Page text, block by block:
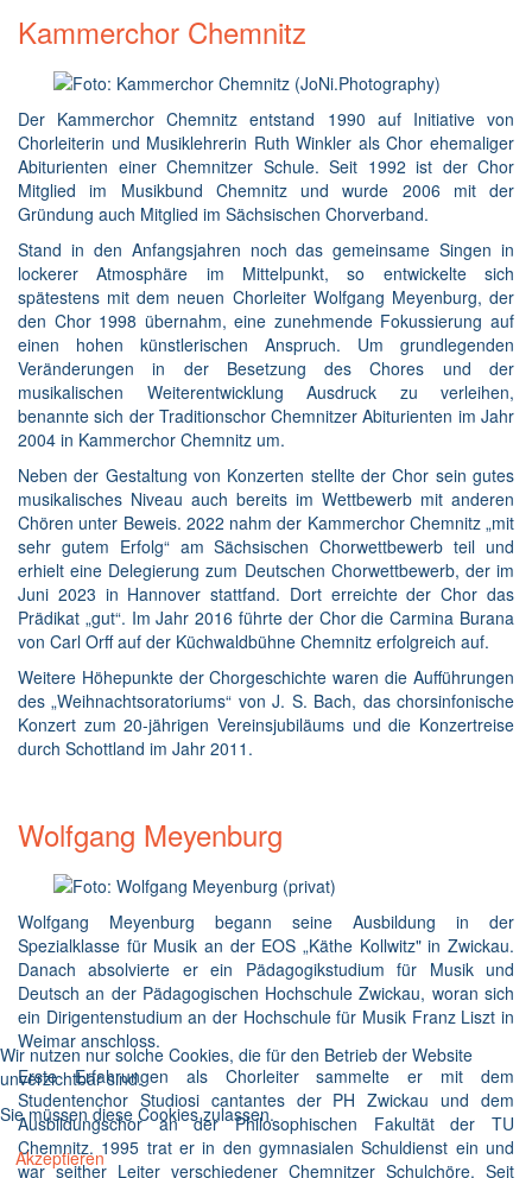
Kammerchor Chemnitz
Der Kammerchor Chemnitz entstand 1990 auf Initiative von
Chorleiterin und Musiklehrerin Ruth Winkler als Chor ehemaliger
Abiturienten einer Chemnitzer Schule. Seit 1992 ist der Chor
Mitglied im Musikbund Chemnitz und wurde 2006 mit der
Gründung auch Mitglied im Sächsischen Chorverband.
Stand in den Anfangsjahren noch das gemeinsame Singen in
lockerer Atmosphäre im Mittelpunkt, so entwickelte sich
spätestens mit dem neuen Chorleiter Wolfgang Meyenburg, der
den Chor 1998 übernahm, eine zunehmende Fokussierung auf
einen hohen künstlerischen Anspruch. Um grundlegenden
Veränderungen in der Besetzung des Chores und der
musikalischen Weiterentwicklung Ausdruck zu verleihen,
benannte sich der Traditionschor Chemnitzer Abiturienten im Jahr
2004 in Kammerchor Chemnitz um.
Neben der Gestaltung von Konzerten stellte der Chor sein gutes
musikalisches Niveau auch bereits im Wettbewerb mit anderen
Chören unter Beweis. 2022 nahm der Kammerchor Chemnitz „mit
sehr gutem Erfolg“ am Sächsischen Chorwettbewerb teil und
erhielt eine Delegierung zum Deutschen Chorwettbewerb, der im
Juni 2023 in Hannover stattfand. Dort erreichte der Chor das
Prädikat „gut“. Im Jahr 2016 führte der Chor die Carmina Burana
von Carl Orff auf der Küchwaldbühne Chemnitz erfolgreich auf.
Weitere Höhepunkte der Chorgeschichte waren die Aufführungen
des „Weihnachtsoratoriums“ von J. S. Bach, das chorsinfonische
Konzert zum 20-jährigen Vereinsjubiläums und die Konzertreise
durch Schottland im Jahr 2011.
Wolfgang Meyenburg
Wolfgang Meyenburg begann seine Ausbildung in der
Spezialklasse für Musik an der EOS „Käthe Kollwitz" in Zwickau.
Danach absolvierte er ein Pädagogikstudium für Musik und
Deutsch an der Pädagogischen Hochschule Zwickau, woran sich
ein Dirigentenstudium an der Hochschule für Musik Franz Liszt in
Weimar anschloss.
Erste Erfahrungen als Chorleiter sammelte er mit dem
Studentenchor Studiosi cantantes der PH Zwickau und dem
Ausbildungschor an der Philosophischen Fakultät der TU
Chemnitz. 1995 trat er in den gymnasialen Schuldienst ein und
war seither Leiter verschiedener Chemnitzer Schulchöre. Seit
Wir nutzen nur solche Cookies, die für den Betrieb der Website
unverzichtbar sind.
Sie müssen diese Cookies zulassen.
Akzeptieren